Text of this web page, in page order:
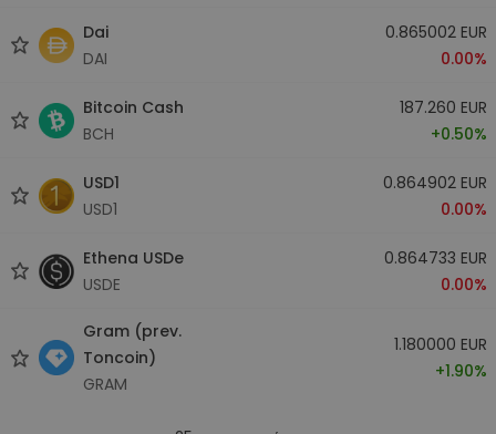
Dai
DAI
0.865002 EUR
0.00%
Bitcoin Cash
BCH
187.260 EUR
+0.50%
USD1
USD1
0.864902 EUR
0.00%
Ethena USDe
USDE
0.864733 EUR
0.00%
Gram (prev.
Toncoin)
GRAM
1.180000 EUR
+1.90%